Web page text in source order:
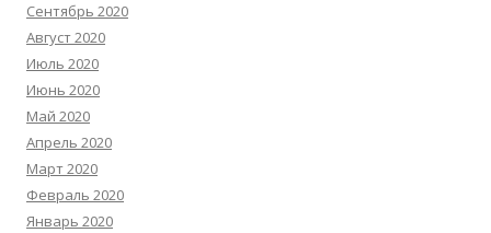
Сентябрь 2020
Август 2020
Июль 2020
Июнь 2020
Май 2020
Апрель 2020
Март 2020
Февраль 2020
Январь 2020